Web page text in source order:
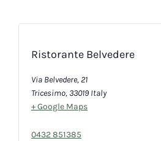
Ristorante Belvedere
Via Belvedere, 21
Tricesimo, 33019 Italy
+ Google Maps
0432 851385